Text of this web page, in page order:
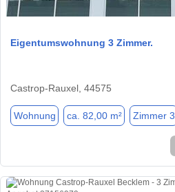
Eigentumswohnung 3 Zimmer.
Castrop-Rauxel, 44575
Wohnung ca. 82,00 m² Zimmer 3